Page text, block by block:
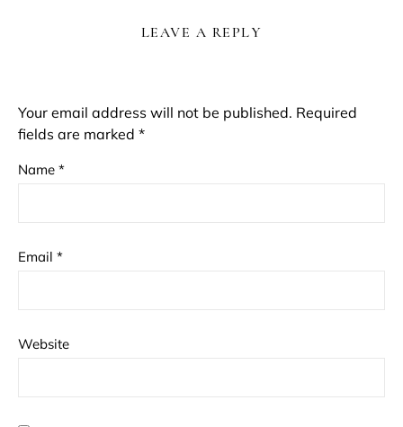
LEAVE A REPLY
Your email address will not be published. Required
fields are marked *
Name *
Email *
Website